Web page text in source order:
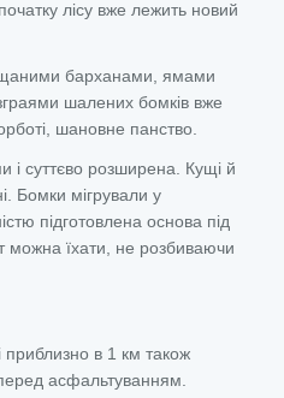
лісу вже лежить новий
барханами, ямами
шалених бомків вже
шановне панство.
і суттєво розширена. Кущі й
Бомки мігрували у
підготовлена основа під
можна їхати, не розбиваючи
приблизно в 1 км також
асфальтуванням.